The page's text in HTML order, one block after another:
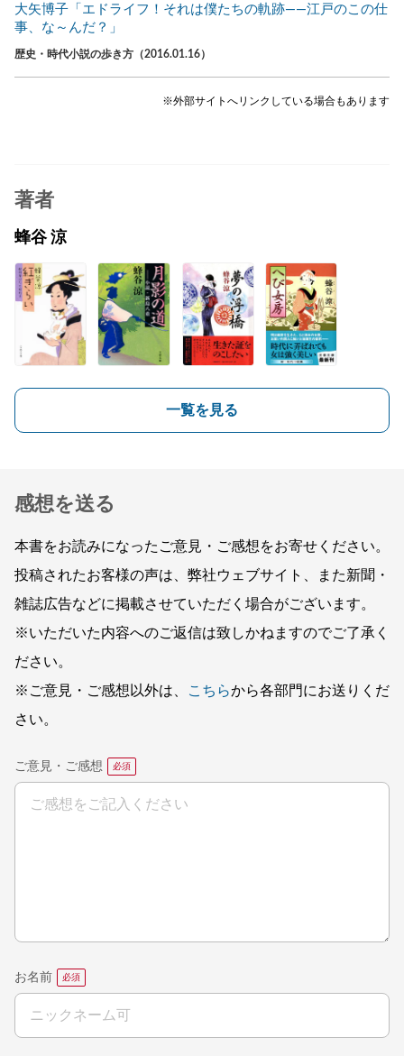
大矢博子「エドライフ！それは僕たちの軌跡――江戸のこの仕
事、な～んだ？」
歴史・時代小説の歩き方（2016.01.16）
※外部サイトへリンクしている場合もあります
著者
蜂谷 涼
一覧を見る
感想を送る
本書をお読みになったご意見・ご感想をお寄せください。
投稿されたお客様の声は、弊社ウェブサイト、また新聞・
雑誌広告などに掲載させていただく場合がございます。
※いただいた内容へのご返信は致しかねますのでご了承く
ださい。
※ご意見・ご感想以外は、
こちらから各部門にお送りくだ
さい。
ご意見・ご感想
お名前